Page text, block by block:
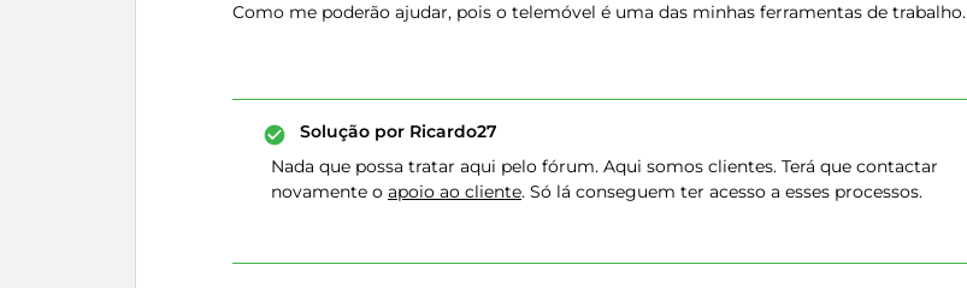
Como me poderão ajudar, pois o telemóvel é uma das minhas ferramentas de trabalho.
Solução por Ricardo27
Nada que possa tratar aqui pelo fórum. Aqui somos clientes. Terá que contactar
novamente o apoio ao cliente. Só lá conseguem ter acesso a esses processos.